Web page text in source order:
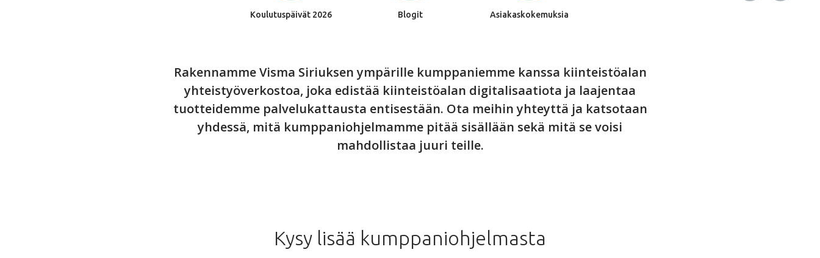
Koulutuspäivät 2026 Blogit Asiakaskokemuksia
Rakennamme Visma Siriuksen ympärille kumppaniemme kanssa kiinteistöalan
yhteistyöverkostoa, joka edistää kiinteistöalan digitalisaatiota ja laajentaa
tuotteidemme palvelukattausta entisestään. Ota meihin yhteyttä ja katsotaan
yhdessä, mitä kumppaniohjelmamme pitää sisällään sekä mitä se voisi
mahdollistaa juuri teille.
Kysy lisää kumppaniohjelmasta